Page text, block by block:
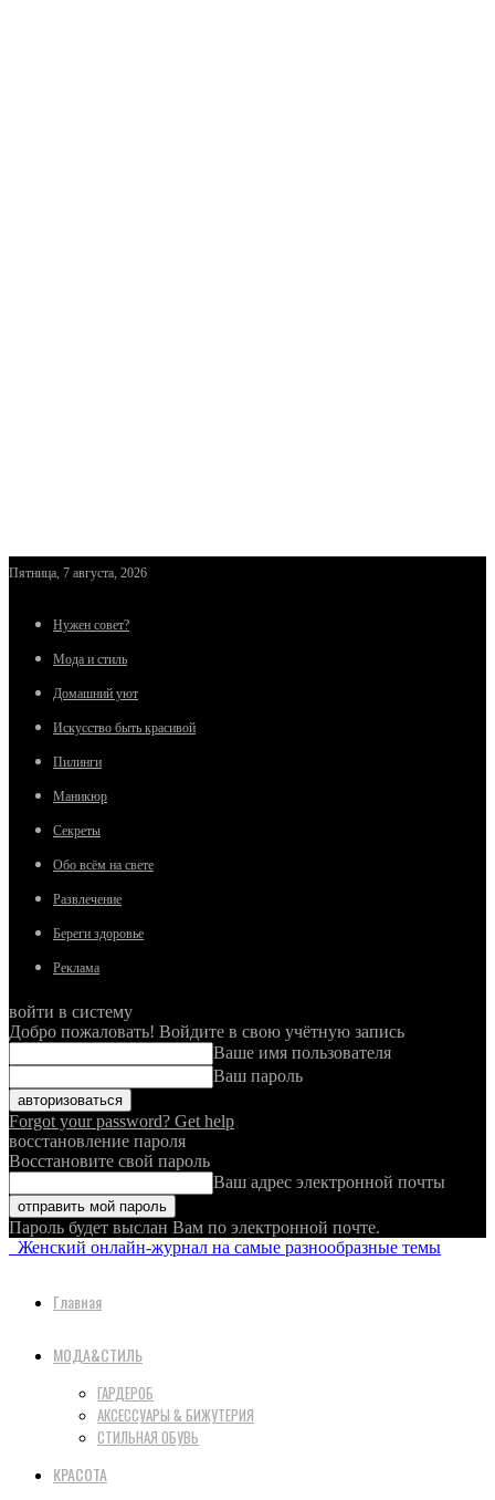
Пятница, 7 августа, 2026
Нужен совет?
Мода и стиль
Домашний уют
Искусство быть красивой
Пилинги
Маникюр
Секреты
Обо всём на свете
Развлечение
Береги здоровье
Реклама
войти в систему
Добро пожаловать! Войдите в свою учётную запись
Ваше имя пользователя
Ваш пароль
Forgot your password? Get help
восстановление пароля
Восстановите свой пароль
Ваш адрес электронной почты
Пароль будет выслан Вам по электронной почте.
Женский онлайн-журнал на самые разнообразные темы
Главная
МОДА&СТИЛЬ
ГАРДЕРОБ
АКСЕССУАРЫ & БИЖУТЕРИЯ
СТИЛЬНАЯ ОБУВЬ
КРАСОТА